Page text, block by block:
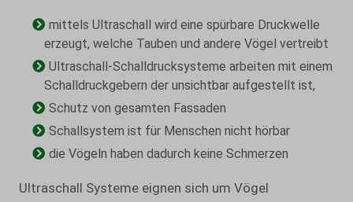
mittels Ultraschall wird eine spürbare Druckwelle
erzeugt, welche Tauben und andere Vögel vertreibt
Ultraschall-Schalldrucksysteme arbeiten mit einem
Schalldruckgebern der unsichtbar aufgestellt ist,
Schutz von gesamten Fassaden
Schallsystem ist für Menschen nicht hörbar
die Vögeln haben dadurch keine Schmerzen
Ultraschall Systeme eignen sich um Vögel